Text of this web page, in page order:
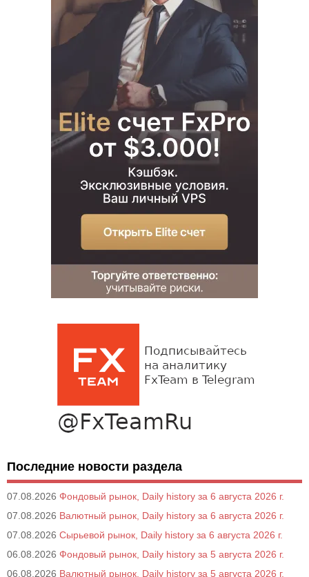
Последние новости раздела
07.08.2026 Фондовый рынок, Daily history за 6 августа 2026 г.
07.08.2026 Валютный рынок, Daily history за 6 августа 2026 г.
07.08.2026 Сырьевой рынок, Daily history за 6 августа 2026 г.
06.08.2026 Фондовый рынок, Daily history за 5 августа 2026 г.
06.08.2026 Валютный рынок, Daily history за 5 августа 2026 г.